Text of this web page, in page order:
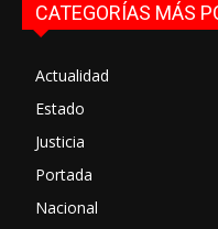
CATEGORÍAS MÁS
Actualidad
Estado
Justicia
Portada
Nacional